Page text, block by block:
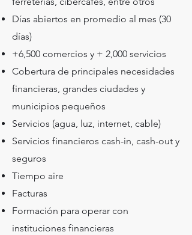
Días abiertos en promedio al mes (30
días)
+6,500 comercios y + 2,000 servicios
Cobertura de principales necesidades
financieras, grandes ciudades y
municipios pequeños
Servicios (agua, luz, internet, cable)
Servicios financieros cash-in, cash-out y
seguros
Tiempo aire
Facturas
Formación para operar con
instituciones financieras